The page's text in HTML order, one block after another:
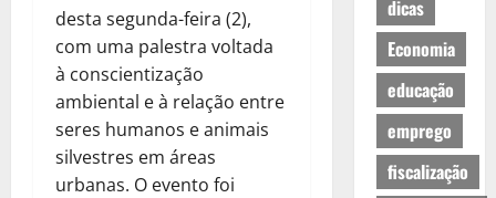
desta segunda-feira (2),
com uma palestra voltada
à conscientização
ambiental e à relação entre
seres humanos e animais
silvestres em áreas
urbanas. O evento foi
dicas
Economia
educação
emprego
fiscalização